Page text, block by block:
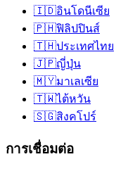
🇮🇩อินโดนีเซีย
🇵🇭ฟิลิปปินส์
🇹🇭ประเทศไทย
🇯🇵ญี่ปุ่น
🇲🇾มาเลเซีย
🇹🇼ไต้หวัน
🇸🇬สิงคโปร์
การเชื่อมต่อ